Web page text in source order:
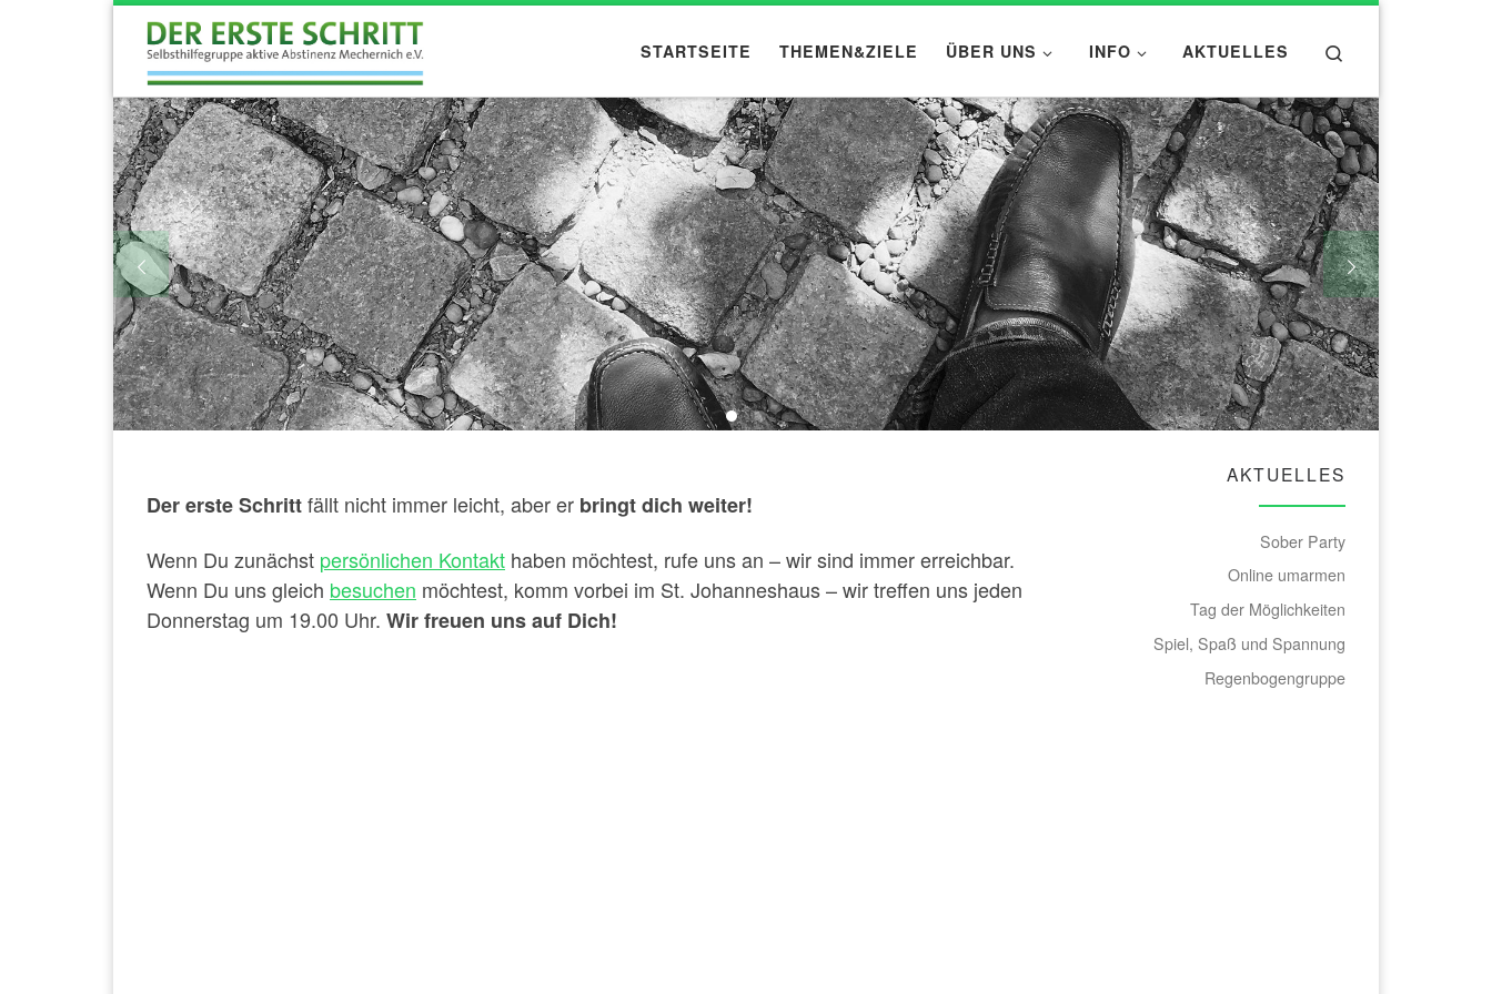
Zum Inhalt springen
STARTSEITE THEMEN&ZIELE ÜBER UNS INFO AKTUELLES
Der erste Schrittfällt nicht immer leicht, aber er bringt dich weiter!
Wenn Du zunächst persönlichen Kontakt haben möchtest, rufe uns an – wir sind immer erreichbar.
Wenn Du uns gleich besuchen möchtest, komm vorbei im St. Johanneshaus – wir treffen uns jeden
Donnerstag um 19.00 Uhr. Wir freuen uns auf Dich!
AKTUELLES
Sober Party
Online umarmen
Tag der Möglichkeiten
Spiel, Spaß und Spannung
Regenbogengruppe